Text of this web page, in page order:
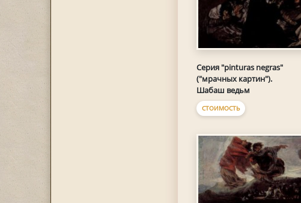
Серия "pinturas negras"
("мрачных картин").
Шабаш ведьм
СТОИМОСТЬ